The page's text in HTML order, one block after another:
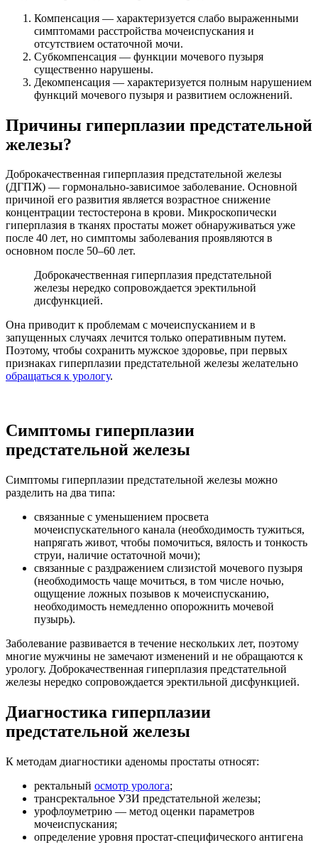
Компенсация — характеризуется слабо выраженными
симптомами расстройства мочеиспускания и
отсутствием остаточной мочи.
Субкомпенсация — функции мочевого пузыря
существенно нарушены.
Декомпенсация — характеризуется полным нарушением
функций мочевого пузыря и развитием осложнений.
Причины гиперплазии предстательной
железы?
Доброкачественная гиперплазия предстательной железы
(ДГПЖ) — гормонально-зависимое заболевание. Основной
причиной его развития является возрастное снижение
концентрации тестостерона в крови. Микроскопически
гиперплазия в тканях простаты может обнаруживаться уже
после 40 лет, но симптомы заболевания проявляются в
основном после 50–60 лет.
Доброкачественная гиперплазия предстательной
железы нередко сопровождается эректильной
дисфункцией.
Она приводит к проблемам с мочеиспусканием и в
запущенных случаях лечится только оперативным путем.
Поэтому, чтобы сохранить мужское здоровье, при первых
признаках гиперплазии предстательной железы желательно
обращаться к урологу.
Симптомы гиперплазии
предстательной железы
Симптомы гиперплазии предстательной железы можно
разделить на два типа:
связанные с уменьшением просвета
мочеиспускательного канала (необходимость тужиться,
напрягать живот, чтобы помочиться, вялость и тонкость
струи, наличие остаточной мочи);
связанные с раздражением слизистой мочевого пузыря
(необходимость чаще мочиться, в том числе ночью,
ощущение ложных позывов к мочеиспусканию,
необходимость немедленно опорожнить мочевой
пузырь).
Заболевание развивается в течение нескольких лет, поэтому
многие мужчины не замечают изменений и не обращаются к
урологу. Доброкачественная гиперплазия предстательной
железы нередко сопровождается эректильной дисфункцией.
Диагностика гиперплазии
предстательной железы
К методам диагностики аденомы простаты относят:
ректальный осмотр уролога;
трансректальное УЗИ предстательной железы;
урофлоуметрию — метод оценки параметров
мочеиспускания;
определение уровня простат-специфического антигена